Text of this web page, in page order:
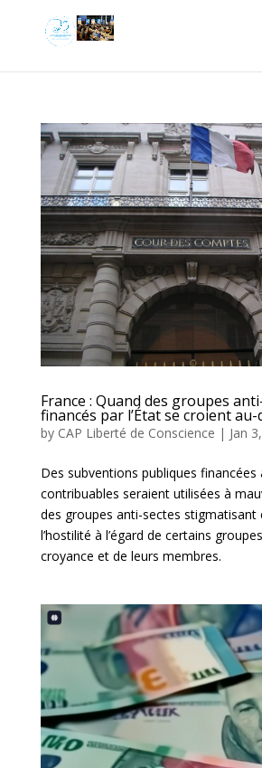
France : Quand des groupes
financés par l’État se croient
by CAP Liberté de Conscience | Jan
Des subventions publiques financées
contribuables seraient utilisées à
des groupes anti-sectes stigmatisant
l’hostilité à l’égard de certains
croyance et de leurs membres.